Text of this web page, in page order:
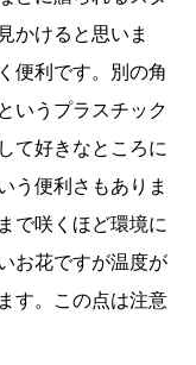
（シベリア） リ
アセビ アルケミラ
Hypericum
ーリップ スイト
ル ハゴロモジャ
(Eve Piazze)
イヴピアチェ）
Arrangement
Jasmine
ション トルコキ
ラニューム
Mist）
かけると思いま
便利です。別の角
いうプラスチック
て好きなところに
う便利さもありま
で咲くほど環境に
お花ですが温度が
す。この点は注意